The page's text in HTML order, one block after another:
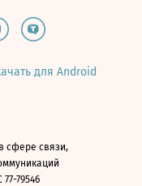
для Android
сфере связи,
79546